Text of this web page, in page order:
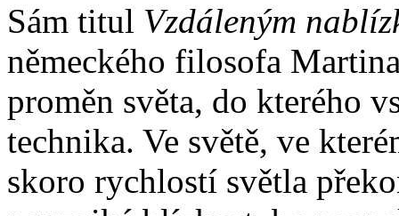
Sám titul Vzdáleným
německého filosofa
proměn světa, do kterého
technika. Ve světě, ve
skoro rychlostí světla